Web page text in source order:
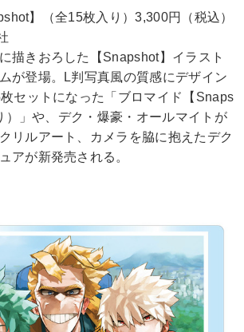
】（全15枚入り）3,300円（税込）
描きおろした【Snapshot】イラスト
が登場。L判写真風の質感にデザイン
セットになった「ブロマイド【Snaps
）」や、デク・爆豪・オールマイトが
リルアート、カメラを脇に抱えたデク
アが新発売される。